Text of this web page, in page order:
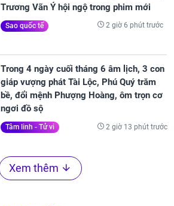
Trương Vãn Ý hội ngộ trong phim mới
Sao quốc tế 2 giờ 6 phút trước
Trong 4 ngày cuối tháng 6 âm lịch, 3 con
giáp vượng phát Tài Lộc, Phú Quý trăm
bề, đổi mệnh Phượng Hoàng, ôm trọn cơ
ngơi đồ sộ
Tâm linh - Tử vi 2 giờ 13 phút trước
Xem thêm